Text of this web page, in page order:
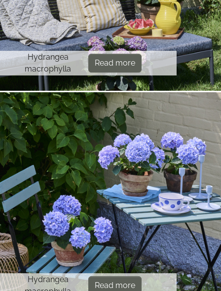
Hydrangea
macrophylla
Read more
Hydrangea
Read more